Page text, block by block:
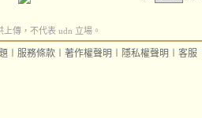
傳，不代表 udn 立場。
服務條款 著作權聲明 隱私權聲明 客服